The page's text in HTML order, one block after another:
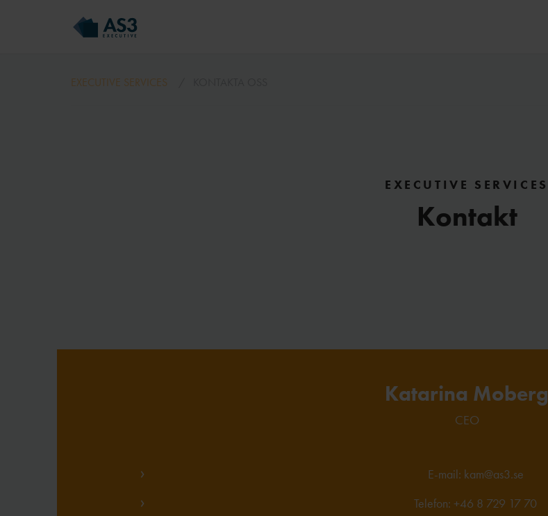
EXECUTIVE SERVICES
EXECUTIVE SERVICES
Kontakt
Katarina Moberg
CEO
E-mail: kam@as3.se
Telefon: +46 8 729 17 70